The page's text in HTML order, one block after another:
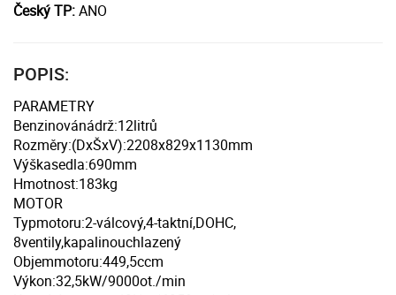
Český TP:ANO
POPIS:
PARAMETRY
Benzinovánádrž:12litrů
Rozměry:(DxŠxV):2208x829x1130mm
Výškasedla:690mm
Hmotnost:183kg
MOTOR
Typmotoru:2-válcový,4-taktní,DOHC,
8ventily,kapalinouchlazený
Objemmotoru:449,5ccm
Výkon:32,5kW/9000ot./min